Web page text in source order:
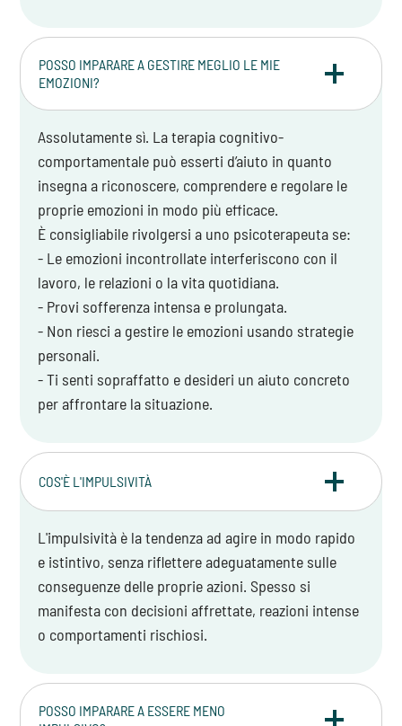
POSSO IMPARARE A GESTIRE MEGLIO LE MIE
EMOZIONI?
Assolutamente sì. La terapia cognitivo-
comportamentale può esserti d’aiuto in quanto
insegna a riconoscere, comprendere e regolare le
proprie emozioni in modo più efficace.
È consigliabile rivolgersi a uno psicoterapeuta se:
- Le emozioni incontrollate interferiscono con il
lavoro, le relazioni o la vita quotidiana.
- Provi sofferenza intensa e prolungata.
- Non riesci a gestire le emozioni usando strategie
personali.
- Ti senti sopraffatto e desideri un aiuto concreto
per affrontare la situazione.
COS'È L'IMPULSIVITÀ
L'impulsività è la tendenza ad agire in modo rapido
e istintivo, senza riflettere adeguatamente sulle
conseguenze delle proprie azioni. Spesso si
manifesta con decisioni affrettate, reazioni intense
o comportamenti rischiosi.
POSSO IMPARARE A ESSERE MENO